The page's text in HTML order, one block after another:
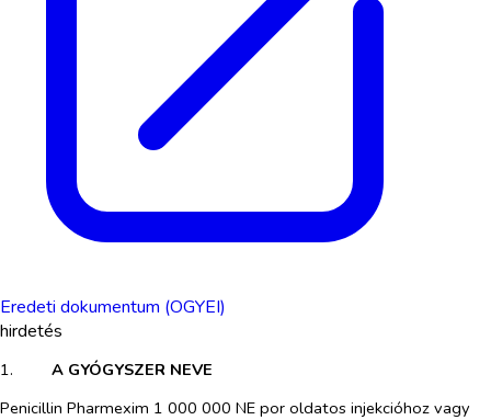
Eredeti dokumentum (OGYEI)
hirdetés
1.​
A GYÓGYSZER NEVE
Penicillin Pharmexim 1 000 000 NE por oldatos injekcióhoz vagy